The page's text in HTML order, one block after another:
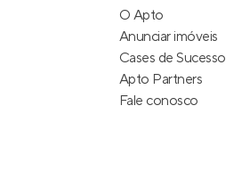
O Apto
Anunciar imóveis
Cases de Sucesso
Apto Partners
Fale conosco